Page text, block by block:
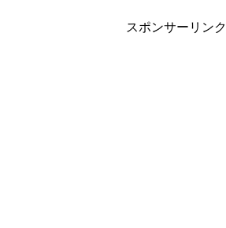
スポンサーリンク